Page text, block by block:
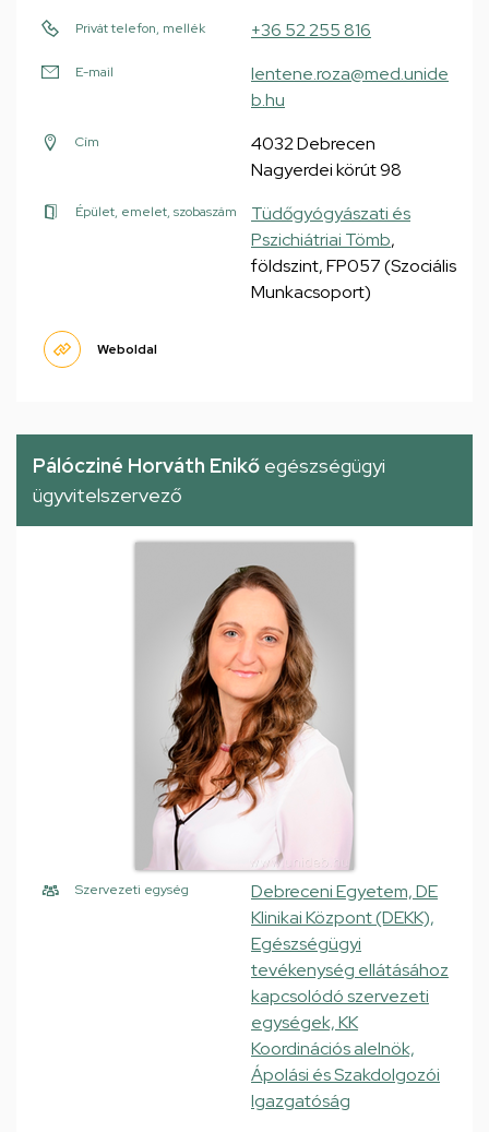
Privát telefon, mellék +36 52 255 816
E-mail
lentene.roza@med.unide
b.hu
Cím
4032 Debrecen
Nagyerdei körút 98
Épület, emelet, szobaszám
Tüdőgyógyászati és
Pszichiátriai Tömb,
földszint, FP057 (Szociális
Munkacsoport)
Weboldal
Pálócziné Horváth Enikő egészségügyi
ügyvitelszervező
Szervezeti egység
Debreceni Egyetem, DE
Klinikai Központ (DEKK),
Egészségügyi
tevékenység ellátásához
kapcsolódó szervezeti
egységek, KK
Koordinációs alelnök,
Ápolási és Szakdolgozói
Igazgatóság